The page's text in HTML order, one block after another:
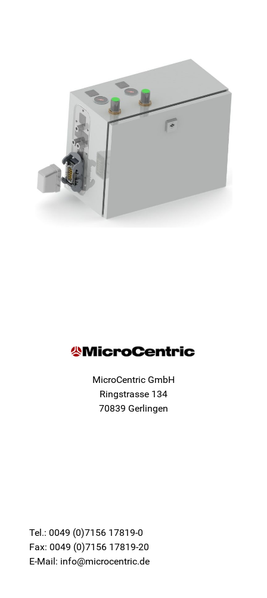
MicroCentric GmbH
Ringstrasse 134
70839 Gerlingen
Tel.: 0049 (0)7156 17819-0
Fax: 0049 (0)7156 17819-20
E-Mail: info@microcentric.de